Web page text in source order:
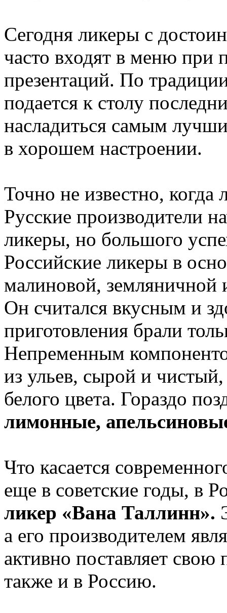
Сегодня ликеры с
часто входят в меню при
презентаций. По
подается к столу
насладиться самым
в хорошем настроении.
Точно не известно,
Русские производители
ликеры, но большого
Российские ликеры в
малиновой, земляничной
Он считался вкусным и
приготовления брали
Непременным
из ульев, сырой и
белого цвета. Гораздо
лимонные,
Что касается
еще в советские годы, в
ликер «Вана Таллинн».
а его производителем
активно поставляет
также и в Россию.